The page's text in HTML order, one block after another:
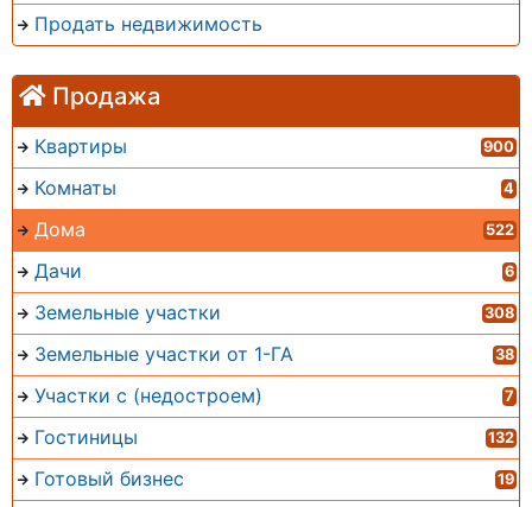
Продать недвижимость
Продажа
Квартиры 900
Комнаты 4
Дома 522
Дачи 6
Земельные участки 308
Земельные участки от 1-ГА 38
Участки с (недостроем) 7
Гостиницы 132
Готовый бизнес 19